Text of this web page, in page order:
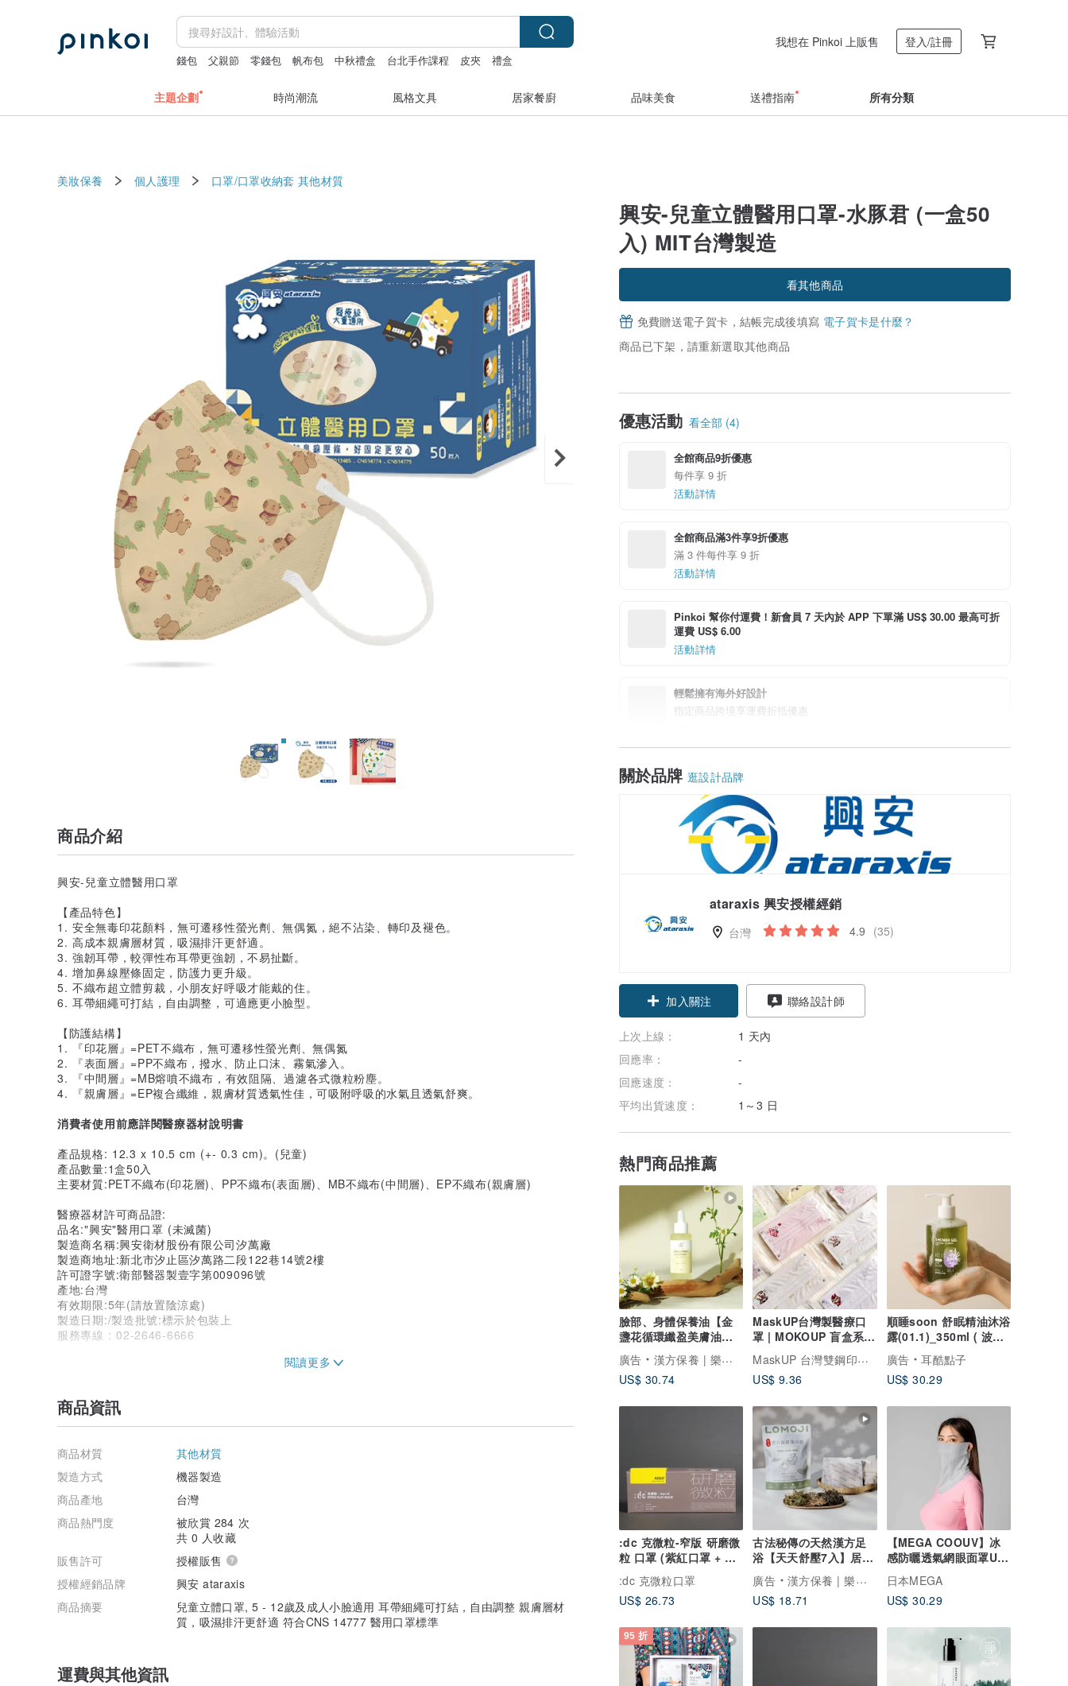
錢包 父親節 零錢包 帆布包 中秋禮盒 台北手作課程 皮夾 禮盒
我想在 Pinkoi 上販售 登入/註冊
主題企劃 時尚潮流 風格文具 居家餐廚 品味美食 送禮指南 所有分類
美妝保養 個人護理 口罩/口罩收納套 其他材質
興安-兒童立體醫用口罩-水豚君 (一盒50
入) MIT台灣製造
看其他商品
免費贈送電子賀卡，結帳完成後填寫 電子賀卡是什麼？
商品已下架，請重新選取其他商品
優惠活動 看全部 (4)
全館商品9折優惠
每件享 9 折
活動詳情
全館商品滿3件享9折優惠
滿 3 件每件享 9 折
活動詳情
Pinkoi 幫你付運費！新會員 7 天內於 APP 下單滿 US$ 30.00 最高可折
運費 US$ 6.00
活動詳情
輕鬆擁有海外好設計
指定商品跨境享運費折抵優惠
關於品牌 逛設計品牌
ataraxis 興安授權經銷
台灣 4.9 (35)
加入關注 聯絡設計師
上次上線：
1 天內
回應率：
-
回應速度：
-
平均出貨速度：
1～3 日
熱門商品推薦
臉部、身體保養油【金
盞花循環纖盈美膚油
50ml】足浴/泡澡/按摩
用
廣告
漢方保養 | 樂木集 LOMOJI
US$ 30.74
MaskUP台灣製醫療口
罩 | MOKOUP 盲盒系列
| 20 入 | 獨立包裝
MaskUP 台灣雙鋼印醫療口罩
US$ 9.36
順睡soon 舒眠精油沐浴
露(01.1)_350ml ( 波旁
天竺葵/真正薰衣草)
廣告
耳酷點子
US$ 30.29
:dc 克微粒-窄版 研磨微
粒 口罩 (紫紅口罩 + 灰
耳帶 12片/盒)
:dc 克微粒口罩
US$ 26.73
古法秘傳の天然漢方足
浴【天天舒壓7入】居家
按摩師 泡腳泡腳OK
廣告
漢方保養 | 樂木集 LOMOJI
US$ 18.71
【MEGA COOUV】冰
感防曬透氣網眼面罩UV-
508-2
日本MEGA
US$ 30.29
95 折
商品介紹
興安-兒童立體醫用口罩
【產品特色】
1. 安全無毒印花顏料，無可遷移性螢光劑、無偶氮，絕不沾染、轉印及褪色。
2. 高成本親膚層材質，吸濕排汗更舒適。
3. 強韌耳帶，較彈性布耳帶更強韌，不易扯斷。
4. 增加鼻線壓條固定，防護力更升級。
5. 不織布超立體剪裁，小朋友好呼吸才能戴的住。
6. 耳帶細繩可打結，自由調整，可適應更小臉型。
【防護結構】
1. 『印花層』=PET不織布，無可遷移性螢光劑、無偶氮
2. 『表面層』=PP不織布，撥水、防止口沫、霧氣滲入。
3. 『中間層』=MB熔噴不織布，有效阻隔、過濾各式微粒粉塵。
4. 『親膚層』=EP複合纖維，親膚材質透氣性佳，可吸附呼吸的水氣且透氣舒爽。
消費者使用前應詳閱醫療器材說明書
產品規格: 12.3 x 10.5 cm (+- 0.3 cm)。(兒童)
產品數量:1盒50入
主要材質:PET不織布(印花層)、PP不織布(表面層)、MB不織布(中間層)、EP不織布(親膚層)
醫療器材許可商品證:
品名:"興安"醫用口罩 (未滅菌)
製造商名稱:興安衛材股份有限公司汐萬廠
製造商地址:新北市汐止區汐萬路二段122巷14號2樓
許可證字號:衛部醫器製壹字第009096號
產地:台灣
有效期限:5年(請放置陰涼處)
製造日期:/製造批號:標示於包裝上
服務專線 : 02-2646-6666
藥商地址：新北市汐止區康寧街169巷23號13樓
藥商諮詢專線： (02)2631-6885(周一至周五 10:00~17:00)
注意事項:
1.本產品為一次性拋棄型口罩建議勿重複使用，長時間使用後，呼吸如有異味請立即更換。
2.本產品無防毒效果，勿在有毒氣或有粉塵環境中使用，如有此必要性，請務必戴上專用口罩。
使用方法:
1. 將口罩撐開並將耳帶掛於雙耳上。
2. 調整口罩位置與臉部貼合。
3. 再緊壓鼻線即可。
※醫療器材屬於個人衛生用品，為維護消費者權益、避免交互感染，產品一經拆封，恕無法協助辦理
退貨
商品資訊
商品材質
其他材質
製造方式
機器製造
商品產地
台灣
商品熱門度
被欣賞 284 次
共 0 人收藏
販售許可
授權販售
授權經銷品牌
興安 ataraxis
商品摘要
兒童立體口罩, 5 - 12歲及成人小臉適用 耳帶細繩可打結，自由調整 親膚層材
質，吸濕排汗更舒適 符合CNS 14777 醫用口罩標準
運費與其他資訊